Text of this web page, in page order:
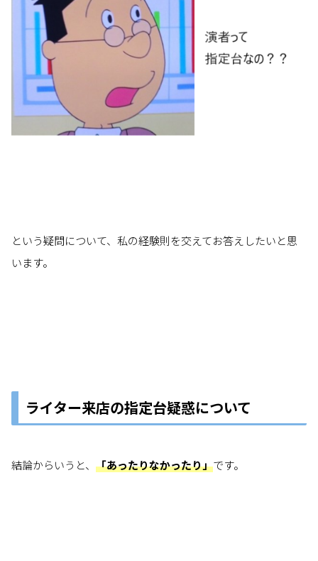
という疑問について、私の経験則を交えてお答えしたいと思
います。
ライター来店の指定台疑惑について
結論からいうと、 「あったりなかったり」です。